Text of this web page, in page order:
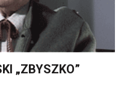
„ZBYSZKO”